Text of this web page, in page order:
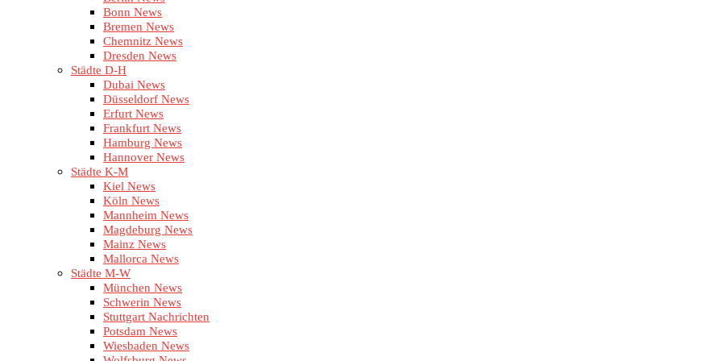
Bonn News
Bremen News
Chemnitz News
Dresden News
Städte D-H
Dubai News
Düsseldorf News
Erfurt News
Frankfurt News
Hamburg News
Hannover News
Städte K-M
Kiel News
Köln News
Mannheim News
Magdeburg News
Mainz News
Mallorca News
Städte M-W
München News
Schwerin News
Stuttgart Nachrichten
Potsdam News
Wiesbaden News